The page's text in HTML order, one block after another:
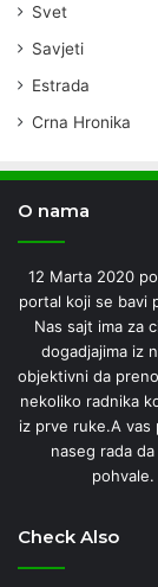
Svet
Savjeti
Estrada
Crna Hronika
O nama
12 Marta 2020
portal koji se bavi
Nas sajt ima za
dogadjajima iz
objektivni da
nekoliko radnika
iz prve ruke.A vas
naseg rada
Check Also